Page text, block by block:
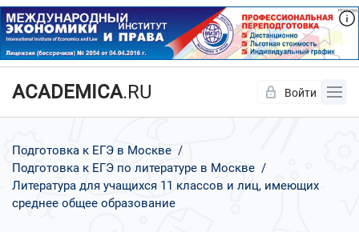
ACADEMICA.RU Войти
Подготовка к ЕГЭ в Москве
Подготовка к ЕГЭ по литературе в Москве
Литература для учащихся 11 классов и лиц, имеющих
среднее общее образование
Да Нет